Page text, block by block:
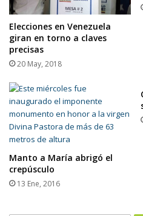
Elecciones en Venezuela
giran en torno a claves
precisas
20 May, 2018
Manto a María abrigó el
crepúsculo
13 Ene, 2016